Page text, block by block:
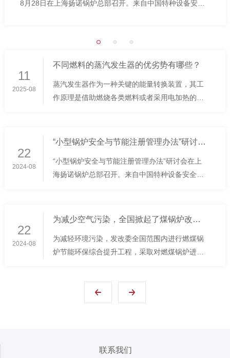
8月28日在上海扬诺锅炉总部召开。来自中国特种设备安全
11
2025-08
不同燃料的蒸汽发生器的优劣势有哪些？
蒸汽发生器作为一种关键的能量转换装置，其工
作原理是借助燃烧各类燃料或者采用电加热的方
众多领域都得到了极为广泛的应用。依据所使...
22
2024-08
“小型锅炉安全与节能注册管理办法”研讨会在上海扬诺锅...
“小型锅炉安全与节能注册管理办法”研讨会在上
海扬诺锅炉总部召开。来自中国特种设备安全与
技术研究院等多家企业，社会团体十余位专...
22
2024-08
为减少空气污染，全国掀起了煤锅炉改造的热潮，扬诺在行...
为减轻环境污染，发改委全国范围内进行燃煤锅
炉节能环保综合提升工程，采取对燃煤锅炉进行
造补贴，每个省份的补贴额度并非固定的，而
联系我们